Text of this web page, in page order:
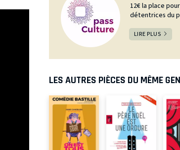
12€ la place
détentrices du
LIRE PLUS
LES AUTRES PIÈCES DU MÊME